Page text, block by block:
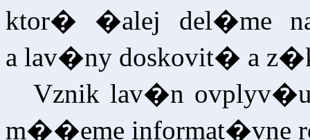
ktor� �alej del�me
a lav�ny doskovit� a
Vznik lav�n
m��eme informat�vne